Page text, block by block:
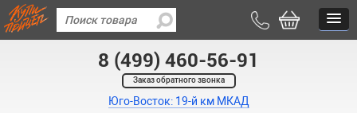
8 (499) 460-56-91
Заказ обратного звонка
Юго-Восток: 19-й км МКАД